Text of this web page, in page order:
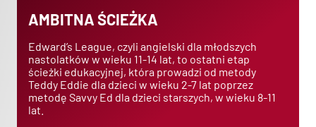
AMBITNA ŚCIEŻKA
Edward’s League, czyli angielski dla młodszych
nastolatków w wieku 11-14 lat, to ostatni etap
ścieżki edukacyjnej, która prowadzi od metody
Teddy Eddie dla dzieci w wieku 2-7 lat poprzez
metodę Savvy Ed dla dzieci starszych, w wieku 8-11
lat.